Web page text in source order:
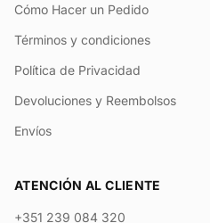
Cómo Hacer un Pedido
Términos y condiciones
Política de Privacidad
Devoluciones y Reembolsos
Envíos
ATENCIÓN AL CLIENTE
+351 239 084 320